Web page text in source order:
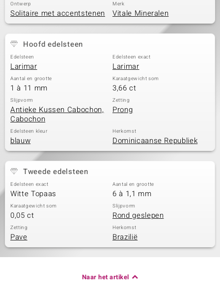
Ontwerp
Solitaire met accentstenen
Merk
Vitale Mineralen
Hoofd edelsteen
Edelsteen
Larimar
Edelsteen exact
Larimar
Aantal en grootte
1 à 11 mm
Karaatgewicht som
3,66 ct
Slijpvorm
Antieke Kussen Cabochon,
Cabochon
Zetting
Prong
Edelsteen kleur
blauw
Herkomst
Dominicaanse Republiek
Tweede edelsteen
Edelsteen exact
Witte Topaas
Aantal en grootte
6 à 1,1 mm
Karaatgewicht som
0,05 ct
Slijpvorm
Rond geslepen
Zetting
Pave
Herkomst
Brazilië
Naar het artikel